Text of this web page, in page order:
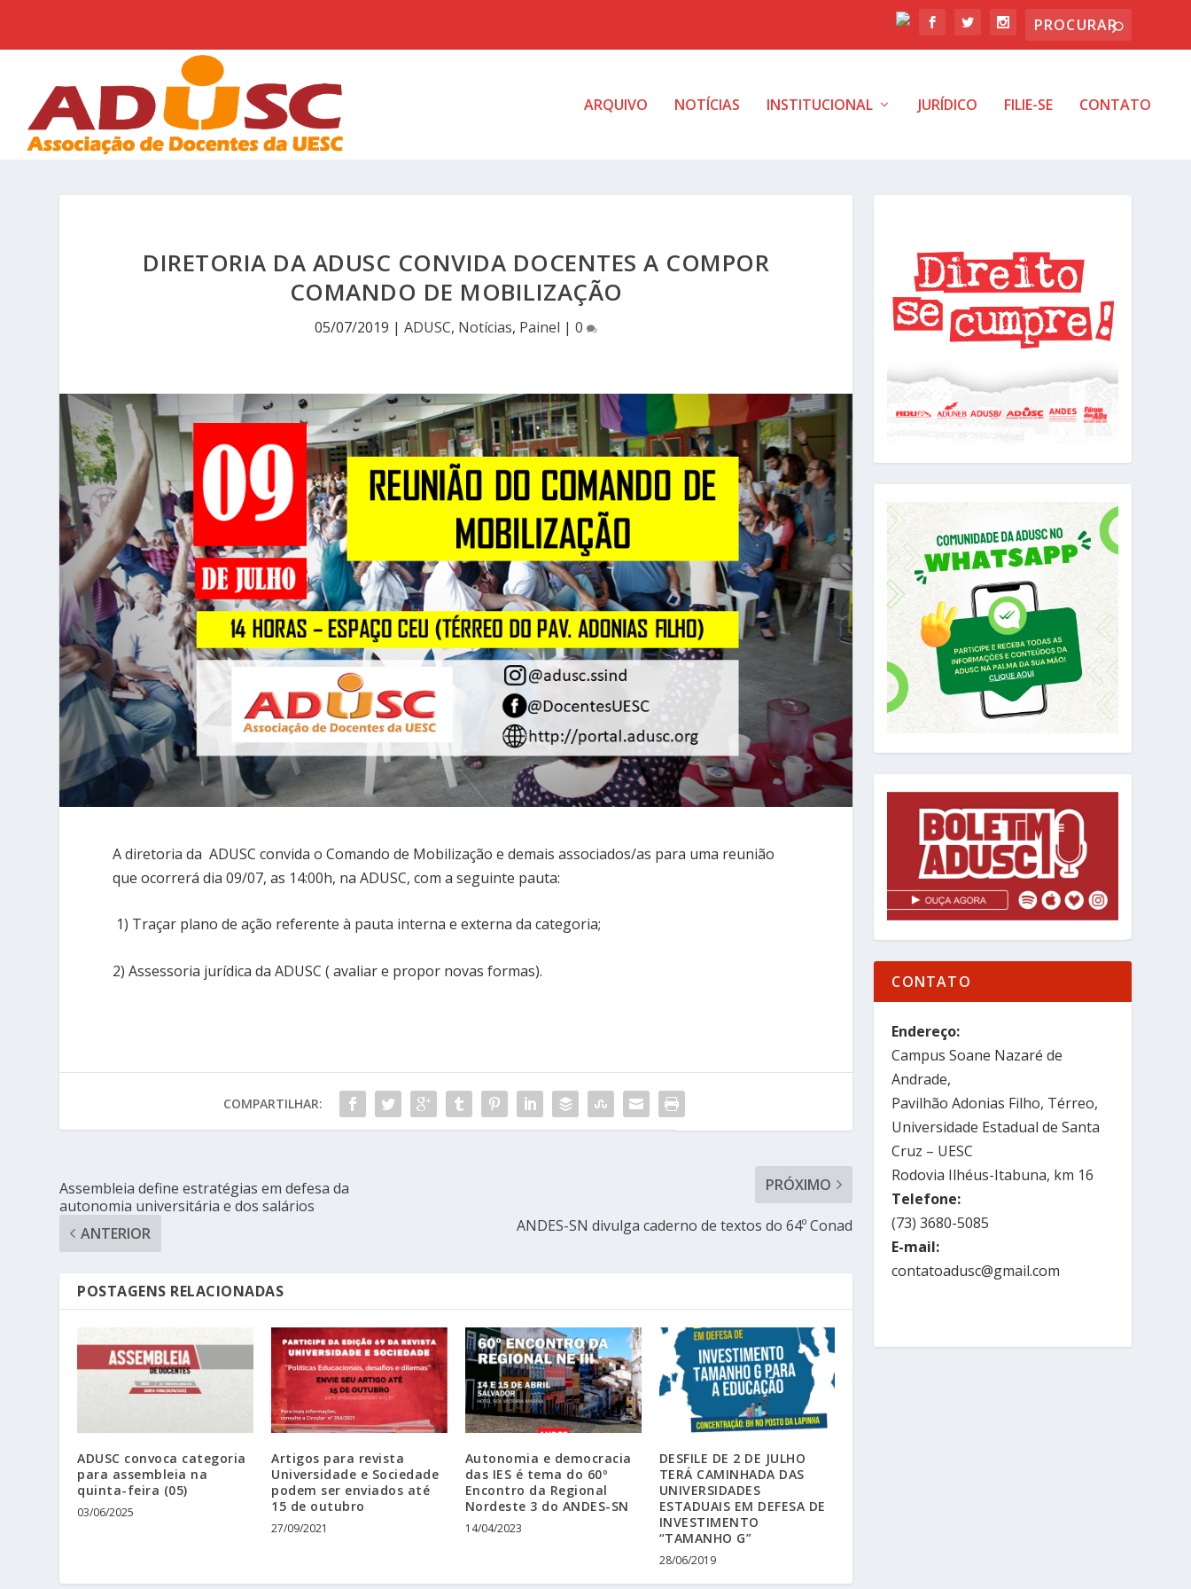
ARQUIVO NOTÍCIAS INSTITUCIONAL JURÍDICO FILIE-SE CONTATO
DIRETORIA DA ADUSC CONVIDA DOCENTES A COMPOR
COMANDO DE MOBILIZAÇÃO
05/07/2019 |ADUSC, Notícias, Painel |0
A diretoria da ADUSC convida o Comando de Mobilização e demais associados/as para uma reunião
que ocorrerá dia 09/07, as 14:00h, na ADUSC, com a seguinte pauta:
1) Traçar plano de ação referente à pauta interna e externa da categoria;
2) Assessoria jurídica da ADUSC ( avaliar e propor novas formas).
COMPARTILHAR:
Assembleia define estratégias em defesa da
autonomia universitária e dos salários
ANTERIOR
PRÓXIMO
ANDES-SN divulga caderno de textos do 64º Conad
POSTAGENS RELACIONADAS
ADUSC convoca categoria
para assembleia na
quinta-feira (05)
03/06/2025
Artigos para revista
Universidade e Sociedade
podem ser enviados até
15 de outubro
27/09/2021
Autonomia e democracia
das IES é tema do 60º
Encontro da Regional
Nordeste 3 do ANDES-SN
14/04/2023
DESFILE DE 2 DE JULHO
TERÁ CAMINHADA DAS
UNIVERSIDADES
ESTADUAIS EM DEFESA DE
INVESTIMENTO
“TAMANHO G”
28/06/2019
CONTATO
Endereço:
Campus Soane Nazaré de
Andrade,
Pavilhão Adonias Filho, Térreo,
Universidade Estadual de Santa
Cruz – UESC
Rodovia Ilhéus-Itabuna, km 16
Telefone:
(73) 3680-5085
E-mail:
contatoadusc@gmail.com